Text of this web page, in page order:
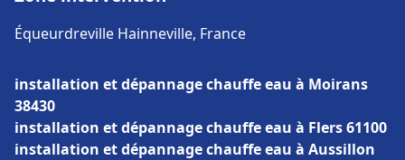
Équeurdreville Hainneville, France
installation et dépannage chauffe eau à Moirans
38430
installation et dépannage chauffe eau à Flers 61100
installation et dépannage chauffe eau à Aussillon